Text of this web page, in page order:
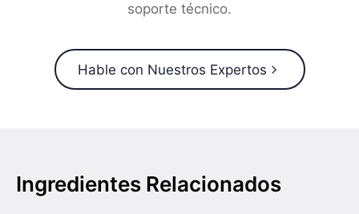
soporte técnico.
Hable con Nuestros Expertos
Ingredientes Relacionados